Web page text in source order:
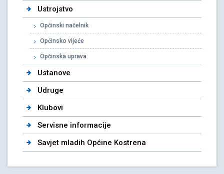
Ustrojstvo
Općinski načelnik
Općinsko vijeće
Općinska uprava
Ustanove
Udruge
Klubovi
Servisne informacije
Savjet mladih Općine Kostrena